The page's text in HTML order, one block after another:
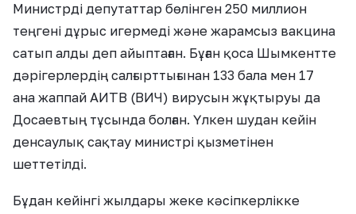
Министрді депутаттар бөлінген 250 миллион
теңгені дұрыс игермеді және жарамсыз вакцина
сатып алды деп айыптаған. Бұған қоса Шымкентте
дәрігерлердің салғырттығынан 133 бала мен 17
ана жаппай АИТВ (ВИЧ) вирусын жұқтыруы да
Досаевтың тұсында болған. Үлкен шудан кейін
денсаулық сақтау министрі қызметінен
шеттетілді.
Бұдан кейінгі жылдары жеке кәсіпкерлікке